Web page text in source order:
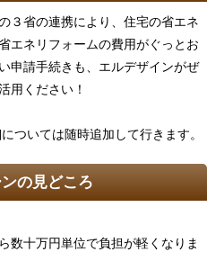
３省の連携により、住宅の省エネ
エネリフォームの費用がぐっとお
申請手続きも、エルデザインがぜ
用ください！
ついては随時追加して行きます。
の見どころ
数十万円単位で負担が軽くなりま